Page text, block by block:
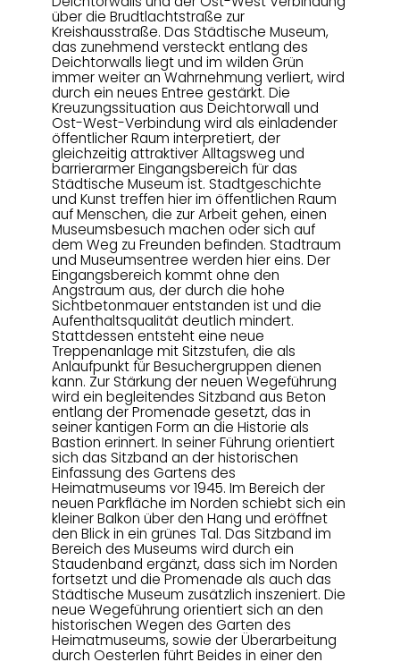
über die Brudtlachtstraße zur
Kreishausstraße. Das Städtische Museum,
das zunehmend versteckt entlang des
Deichtorwalls liegt und im wilden Grün
immer weiter an Wahrnehmung verliert, wird
durch ein neues Entree gestärkt. Die
Kreuzungssituation aus Deichtorwall und
Ost-West-Verbindung wird als einladender
öffentlicher Raum interpretiert, der
gleichzeitig attraktiver Alltagsweg und
barrierarmer Eingangsbereich für das
Städtische Museum ist. Stadtgeschichte
und Kunst treffen hier im öffentlichen Raum
auf Menschen, die zur Arbeit gehen, einen
Museumsbesuch machen oder sich auf
dem Weg zu Freunden befinden. Stadtraum
und Museumsentree werden hier eins. Der
Eingangsbereich kommt ohne den
Angstraum aus, der durch die hohe
Sichtbetonmauer entstanden ist und die
Aufenthaltsqualität deutlich mindert.
Stattdessen entsteht eine neue
Treppenanlage mit Sitzstufen, die als
Anlaufpunkt für Besuchergruppen dienen
kann. Zur Stärkung der neuen Wegeführung
wird ein begleitendes Sitzband aus Beton
entlang der Promenade gesetzt, das in
seiner kantigen Form an die Historie als
Bastion erinnert. In seiner Führung orientiert
sich das Sitzband an der historischen
Einfassung des Gartens des
Heimatmuseums vor 1945. Im Bereich der
neuen Parkfläche im Norden schiebt sich ein
kleiner Balkon über den Hang und eröffnet
den Blick in ein grünes Tal. Das Sitzband im
Bereich des Museums wird durch ein
Staudenband ergänzt, dass sich im Norden
fortsetzt und die Promenade als auch das
Städtische Museum zusätzlich inszeniert. Die
neue Wegeführung orientiert sich an den
historischen Wegen des Garten des
Heimatmuseums, sowie der Überarbeitung
durch Oesterlen führt Beides in einer den